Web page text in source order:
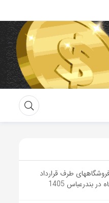
طرف قرارداد
در بندرعباس 1405